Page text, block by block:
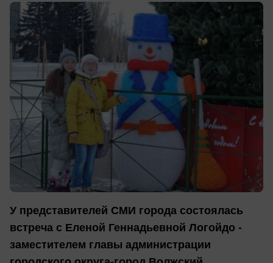
У представителей СМИ города состоялась
встреча с Еленой Геннадьевной Логойдо -
заместителем главы администрации